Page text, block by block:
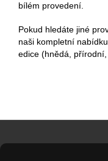
bílém provedení.
Pokud hledáte jiné
naši kompletní
edice (hnědá, přírodní,
p